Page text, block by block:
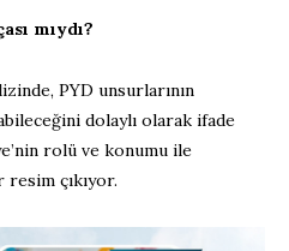
mıydı?
PYD unsurlarının
dolaylı olarak ifade
rolü ve konumu ile
çıkıyor.